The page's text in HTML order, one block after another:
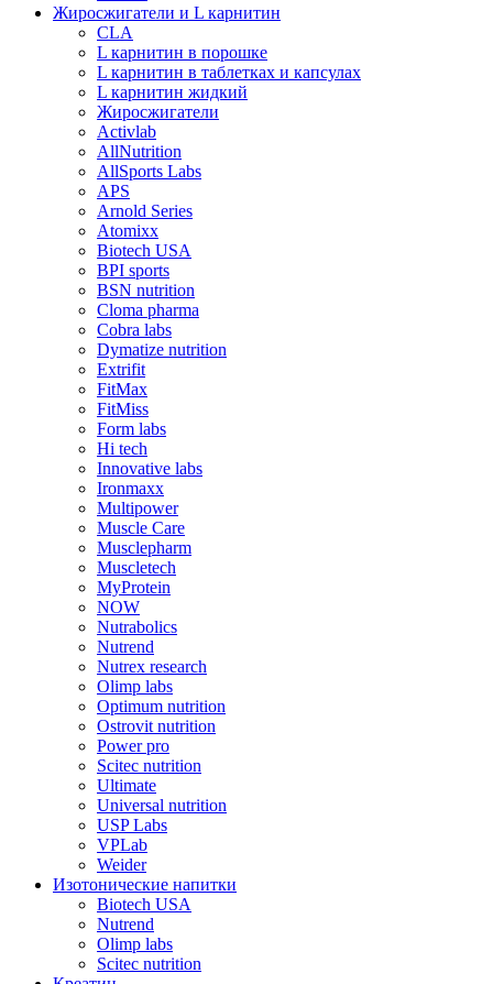
Жиросжигатели и L карнитин
CLA
L карнитин в порошке
L карнитин в таблетках и капсулах
L карнитин жидкий
Жиросжигатели
Activlab
AllNutrition
AllSports Labs
APS
Arnold Series
Atomixx
Biotech USA
BPI sports
BSN nutrition
Cloma pharma
Cobra labs
Dymatize nutrition
Extrifit
FitMax
FitMiss
Form labs
Hi tech
Innovative labs
Ironmaxx
Multipower
Muscle Care
Musclepharm
Muscletech
MyProtein
NOW
Nutrabolics
Nutrend
Nutrex research
Olimp labs
Optimum nutrition
Ostrovit nutrition
Power pro
Scitec nutrition
Ultimate
Universal nutrition
USP Labs
VPLab
Weider
Изотонические напитки
Biotech USA
Nutrend
Olimp labs
Scitec nutrition